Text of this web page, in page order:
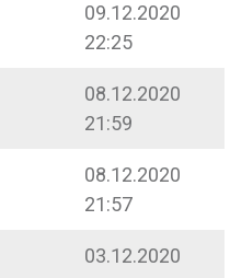
09.12.2020
22:25
08.12.2020
21:59
08.12.2020
21:57
03.12.2020